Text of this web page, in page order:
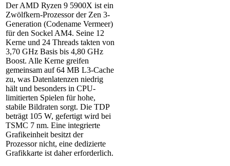
Der AMD Ryzen 9 5900X ist ein
Zwölfkern-Prozessor der Zen 3-
Generation (Codename Vermeer)
für den Sockel AM4. Seine 12
Kerne und 24 Threads takten von
3,70 GHz Basis bis 4,80 GHz
Boost. Alle Kerne greifen
gemeinsam auf 64 MB L3-Cache
zu, was Datenlatenzen niedrig
hält und besonders in CPU-
limitierten Spielen für hohe,
stabile Bildraten sorgt. Die TDP
beträgt 105 W, gefertigt wird bei
TSMC 7 nm. Eine integrierte
Grafikeinheit besitzt der
Prozessor nicht, eine dedizierte
Grafikkarte ist daher erforderlich.